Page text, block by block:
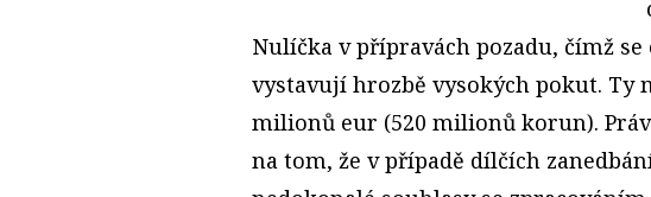
Nulíčka v přípravách pozadu, čímž
vystavují hrozbě vysokých pokut. Ty
milionů eur (520 milionů korun).
na tom, že v případě dílčích